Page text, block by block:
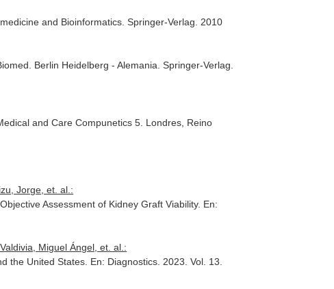
and Bioinformatics . Springer-Verlag. 2010
. Berlin Heidelberg - Alemania. Springer-Verlag.
and Care Compunetics 5 . Londres, Reino
Jorge, et. al.:
Assessment of Kidney Graft Viability. En:
Miguel Ángel, et. al.:
the United States. En: Diagnostics . 2023. Vol. 13.